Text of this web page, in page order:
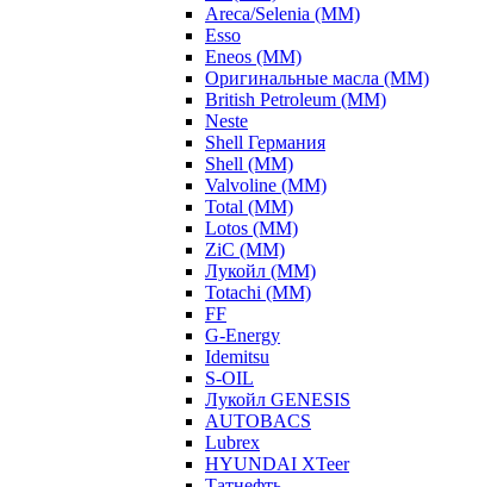
Areca/Selenia (ММ)
Esso
Eneos (ММ)
Оригинальные масла (ММ)
British Petroleum (ММ)
Neste
Shell Германия
Shell (ММ)
Valvoline (ММ)
Total (ММ)
Lotos (ММ)
ZiC (ММ)
Лукойл (ММ)
Totachi (MM)
FF
G-Energy
Idemitsu
S-OIL
Лукойл GENESIS
AUTOBACS
Lubrex
HYUNDAI XTeer